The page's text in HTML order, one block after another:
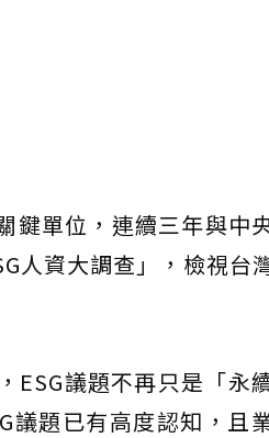
鍵單位，連續三年與中
人資大調查」，檢視台
ESG議題不再只是「永
議題已有高度認知，且